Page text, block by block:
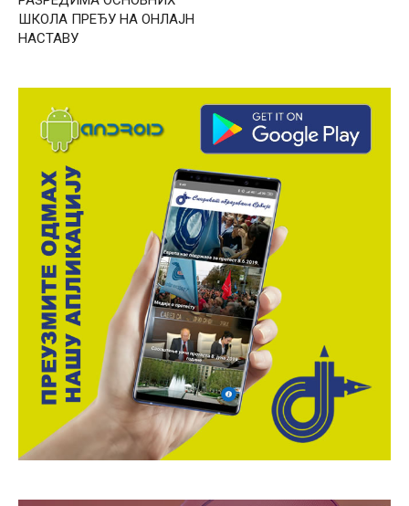
ШКОЛА ПРЕЂУ НА ОНЛАЈН
НАСТАВУ